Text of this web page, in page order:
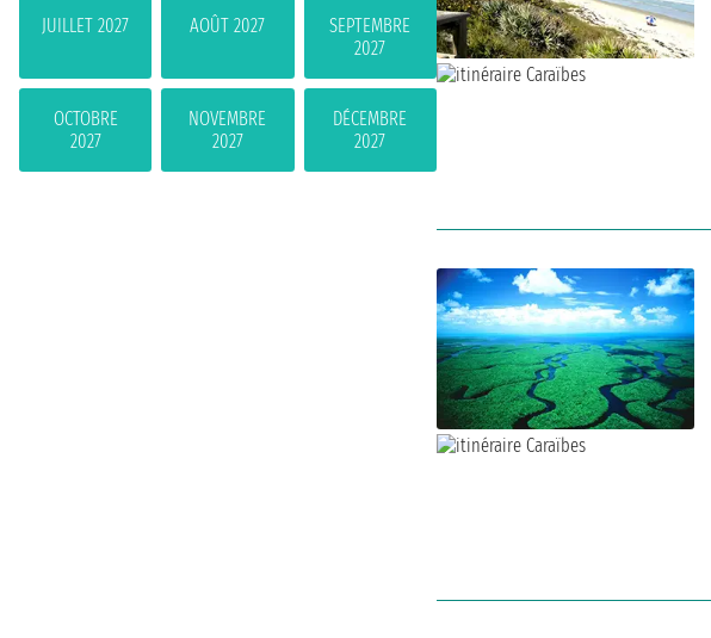
JUILLET 2027 AOÛT 2027
SEPTEMBRE
2027
OCTOBRE
2027
NOVEMBRE
2027
DÉCEMBRE
2027